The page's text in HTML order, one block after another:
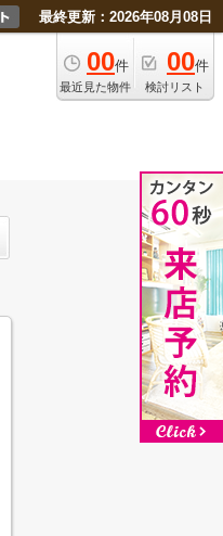
最終更新：2026年08月08日
00件
最近見た物件
00件
検討リスト